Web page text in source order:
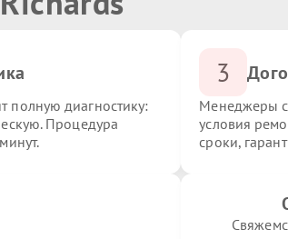
полную диагностику:
Процедура
3
Менеджеры
условия
сроки,